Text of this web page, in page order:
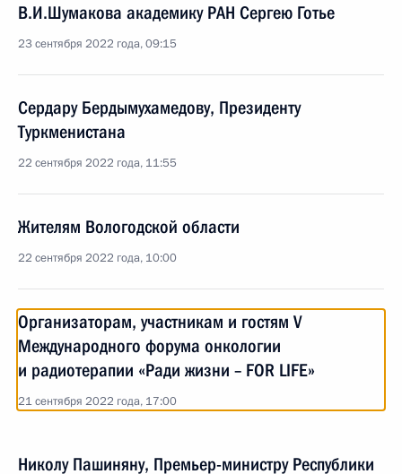
В.И.Шумакова академику РАН Сергею Готье
23 сентября 2022 года, 09:15
Сердару Бердымухамедову, Президенту
Туркменистана
22 сентября 2022 года, 11:55
Жителям Вологодской области
22 сентября 2022 года, 10:00
Организаторам, участникам и гостям V
Международного форума онкологии
и радиотерапии «Ради жизни – FOR LIFE»
21 сентября 2022 года, 17:00
Николу Пашиняну, Премьер-министру Республики